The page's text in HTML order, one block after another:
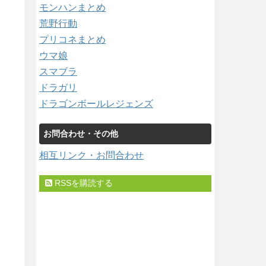
モンハンまとめ
荒野行動
プリコネまとめ
ウマ娘
スマブラ
ドラガリ
ドラゴンボールレジェンズ
お問合わせ・その他
相互リンク・お問合わせ
RSSを購読する